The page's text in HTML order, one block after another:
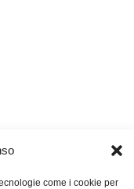
come i cookie per